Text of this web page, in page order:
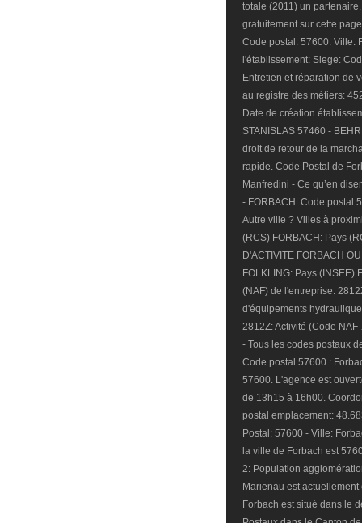
totale (2011) un
gratuitement sur cette
Code postal: 57600: Ville:
l'établissement: Siege:
Entretien et réparation de
au registre des métiers:
Date de création
STANISLAS 57460 -
droit de retour de la
rapide. Code Postal de
Manfredini - Ce qu’en
- FORBACH. Code postal
Autre ville ? Villes à
(RCS) FORBACH: Pays
D'ACTIVITE FORBACH
FOLKLING: Pays (INSEE)
(NAF) de l'entreprise:
d'équipements
2812Z: Activité (Code
- Tous les codes postaux
Code postal 57600 :
57600. L'agence est
de 13h15 à 16h00.
postal emplacement:
Postal: 57600 - Ville:
la ville de Forbach est
2: Population
Marienau est
Forbach est situé dans le